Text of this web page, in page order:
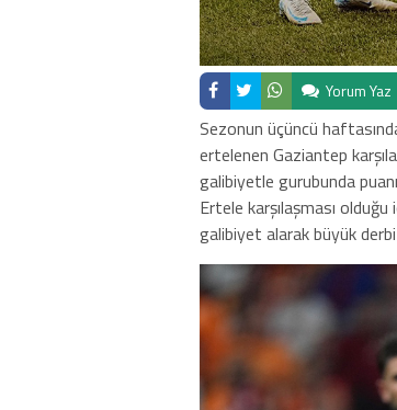
Yorum Yaz
Sezonun üçüncü
ertelenen Gaziantep
galibiyetle gurubunda
Ertele karşılaşması olduğu
galibiyet alarak büyük